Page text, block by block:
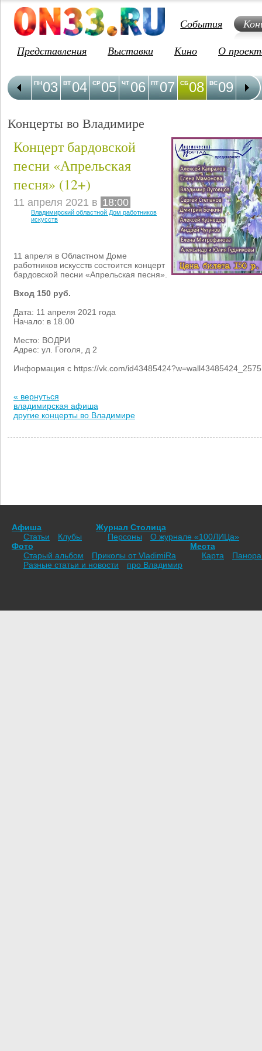
События
Представления
Выставки Кино О
03
ПН 04
ВТ 05
СР 06
ЧТ 07
ПТ 08
СБ 09
ВС 10
ПН
Концерты во Владимире
Концерт бардовской
песни «Апрельская
песня» (12+)
11 апреля 2021 в 18:00
Владимирский областной Дом работников
искусств
11 апреля в Областном Доме
работников искусств состоится концерт
бардовской песни «Апрельская песня».
Вход 150 руб.
Дата: 11 апреля 2021 года
Начало: в 18.00
Место: ВОДРИ
Адрес: ул. Гоголя, д 2
Информация с https://vk.com/id43485424?w=wall43485424_2575
« вернуться
владимирская афиша
другие концерты во Владимире
Афиша
Статьи
Клубы
Журнал Столица
Персоны
О журнале «100ЛИЦа»
Фото
Старый альбом
Приколы от VladimiRа
Места
Карта
Разные статьи и новости
про Владимир